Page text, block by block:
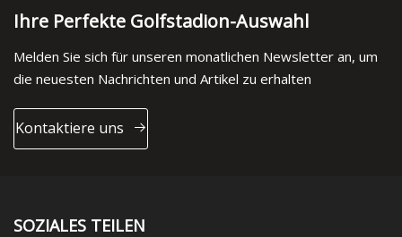
Ihre Perfekte Golfstadion-Auswahl
Melden Sie sich für unseren monatlichen Newsletter an, um
die neuesten Nachrichten und Artikel zu erhalten
Kontaktiere uns
SOZIALES TEILEN